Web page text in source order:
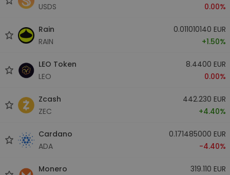
USDS
0.00%
Rain
RAIN
0.011010140 EUR
+1.50%
LEO Token
LEO
8.4400 EUR
0.00%
Zcash
ZEC
442.230 EUR
+4.40%
Cardano
ADA
0.171485000 EUR
-4.40%
Monero
319.110 EUR